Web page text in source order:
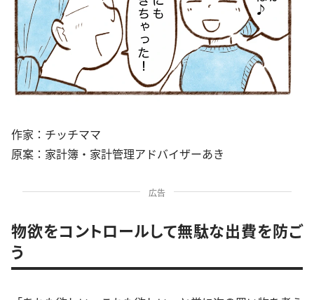
作家：チッチママ
原案：家計簿・家計管理アドバイザーあき
広告
物欲をコントロールして無駄な出費を防ご
う